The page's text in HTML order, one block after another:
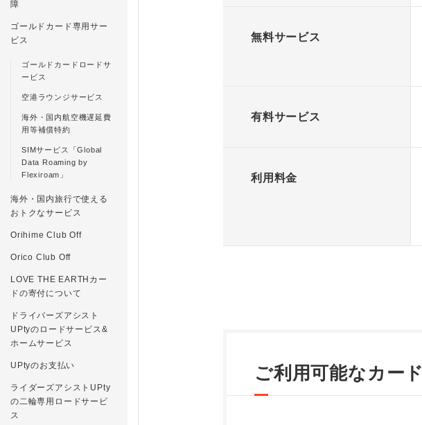
障
ゴールドカード専用サー
ビス
ゴールドカードロードサ
ービス
空港ラウンジサービス
海外・国内航空機遅延費
用等補償特約
SIMサービス「Global
Data Roaming by
Flexiroam」
海外・国内旅行で使える
おトクなサービス
Orihime Club Off
Orico Club Off
LOVE THE EARTHカー
ドの寄付について
ドライバーズアシスト
UPtyのロードサービス&
ホームサービス
UPtyのお支払い
ライダーズアシストUPty
の二輪専用ロードサービ
ス
無料サービス
有料サービス
利用料金
ご利用可能なカード